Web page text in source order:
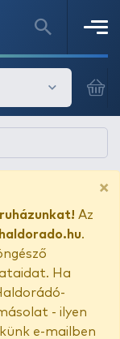
×
Az
.
Ha
- ilyen
e-mailben